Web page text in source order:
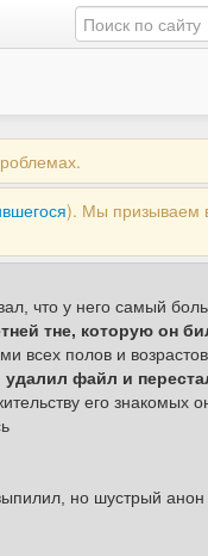
). Мы призываем
что у него самый
тне, которую он
всех полов и
файл и
его знакомых
но шустрый